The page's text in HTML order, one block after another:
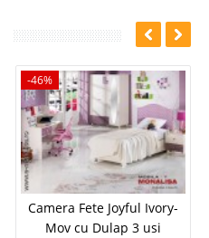
-46%
Camera Fete Joyful Ivory-
Mov cu Dulap 3 usi